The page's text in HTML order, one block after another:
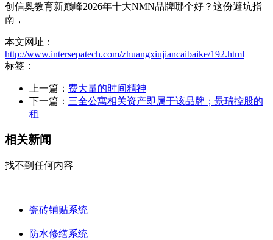
创信奥教育新巅峰2026年十大NMN品牌哪个好？这份避坑指
南，
本文网址：
http://www.intersepatech.com/zhuangxiujiancaibaike/192.html
标签：
上一篇： 费大量的时间精神
下一篇： 三全公寓相关资产即属于该品牌；景瑞控股的
租
相关新闻
找不到任何内容
瓷砖铺贴系统
|
防水修缮系统